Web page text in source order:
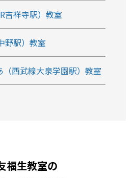
吉祥寺駅）教室
野駅）教室
（西武線大泉学園駅）教室
福生教室の